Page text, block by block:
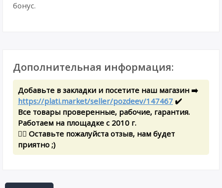
бонус.
Дополнительная информация:
Добавьте в закладки и посетите наш магазин ➡️
https://plati.market/seller/pozdeev/147467 ✔️
Все товары проверенные, рабочие, гарантия.
Работаем на площадке с 2010 г.
✍🏻 Оставьте пожалуйста отзыв, нам будет
приятно ;)